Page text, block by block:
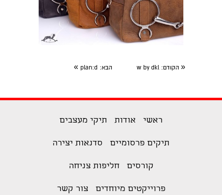
« הקודם: w by dkl הבא: plan:d
»
ראשי אודות תיקי מעצבים
תיקים פרסומיים סדנאות יצירה
קורסים חליפות צניחה
פרוייקטים מיוחדים צור קשר